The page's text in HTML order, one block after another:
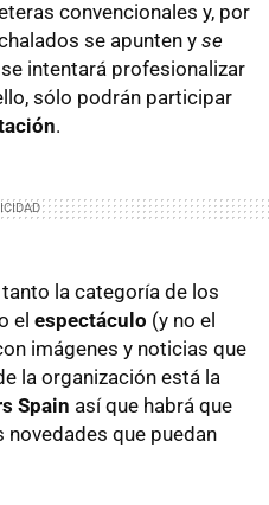
convencionales y, por
se apunten y se
se intentará profesionalizar
sólo podrán participar
.
la categoría de los
el espectáculo (y no el
imágenes y noticias que
la organización está la
Spain así que habrá que
que puedan